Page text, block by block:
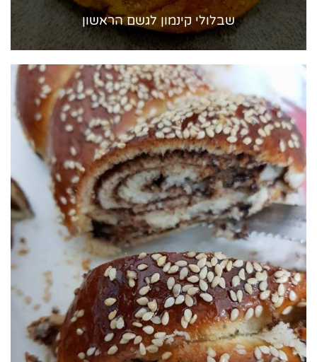
שבלולי קינמון לגשם הראשון